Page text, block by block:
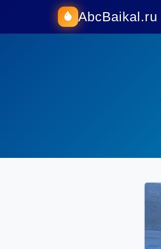
AbcBaikal.ru